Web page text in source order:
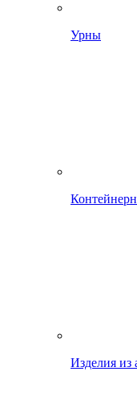
Урны
Изделия из